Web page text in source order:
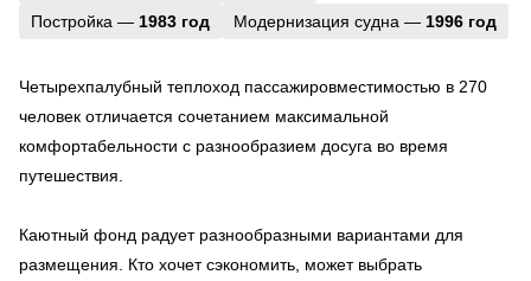
Постройка — 1983 год Модернизация судна — 1996 год
Четырехпалубный теплоход пассажировместимостью в 270
человек отличается сочетанием максимальной
комфортабельности с разнообразием досуга во время
путешествия.
Каютный фонд радует разнообразными вариантами для
размещения. Кто хочет сэкономить, может выбрать